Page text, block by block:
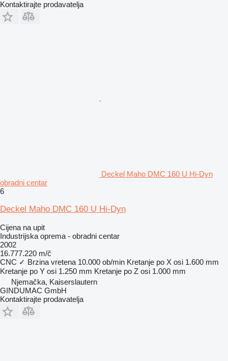
Kontaktirajte prodavatelja
Deckel Maho DMC 160 U Hi-Dyn
obradni centar
6
Deckel Maho DMC 160 U Hi-Dyn
Cijena na upit
Industrijska oprema - obradni centar
2002
16.777.220 m/č
CNC ✓ Brzina vretena 10.000 ob/min Kretanje po X osi 1.600 mm
Kretanje po Y osi 1.250 mm Kretanje po Z osi 1.000 mm
Njemačka, Kaiserslautern
GINDUMAC GmbH
Kontaktirajte prodavatelja